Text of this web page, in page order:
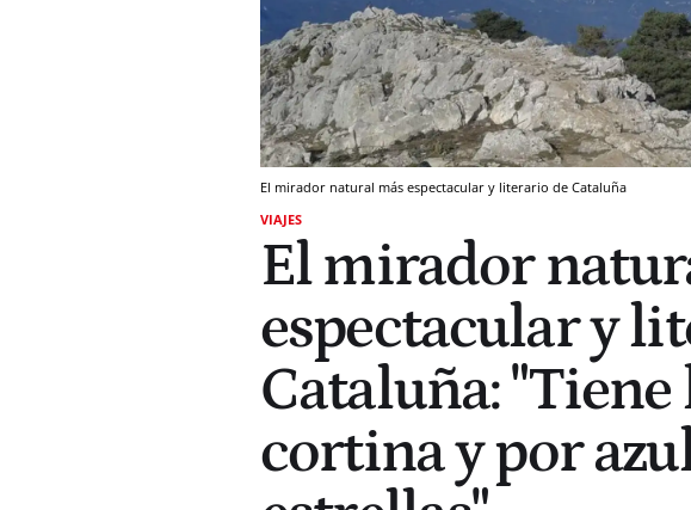
El mirador natural más espectacular y literario de Cataluña
VIAJES
El mirador
espectacular y
Cataluña:
cortina y por